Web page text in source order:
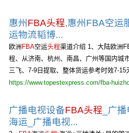
惠州 FBA头程,惠州FBA空运
运物流韬博...
欧洲 FBA空运头程渠道介绍 1、大陆欧洲
程、从济南、杭州、南昌、广州等国内城
三飞、7-9日提取、整体货运参考时效7-15
https://www.topestexpress.com/fba-
广播电视设备FBA头程 _广
海运_广播电视...